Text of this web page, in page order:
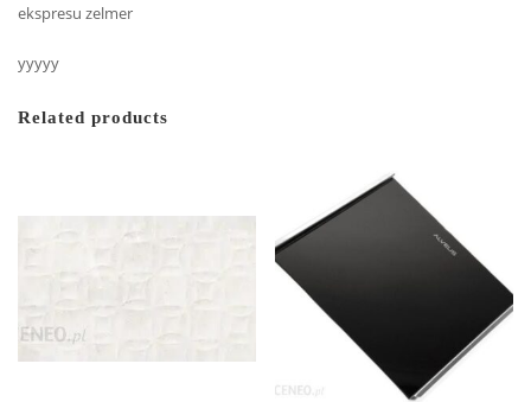
ekspresu zelmer
yyyyy
Related products